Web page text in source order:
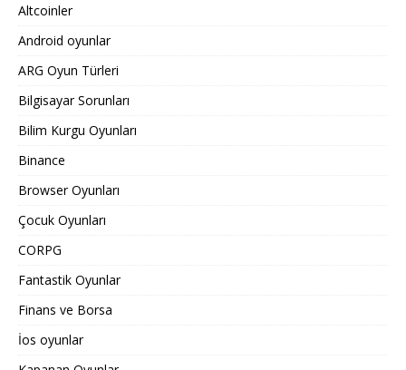
Altcoinler
Android oyunlar
ARG Oyun Türleri
Bilgisayar Sorunları
Bilim Kurgu Oyunları
Binance
Browser Oyunları
Çocuk Oyunları
CORPG
Fantastik Oyunlar
Finans ve Borsa
İos oyunlar